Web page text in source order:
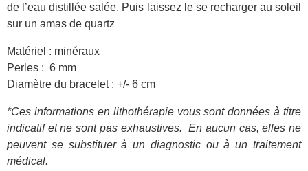
de l’eau distillée salée. Puis laissez le se recharger au soleil
sur un amas de quartz
Matériel : minéraux
Perles : 6 mm
Diamètre du bracelet : +/- 6 cm
*Ces informations en lithothérapie vous sont données à titre
indicatif et ne sont pas exhaustives.En aucun cas, elles ne
peuvent se substituer à un diagnostic ou à un traitement
médical.